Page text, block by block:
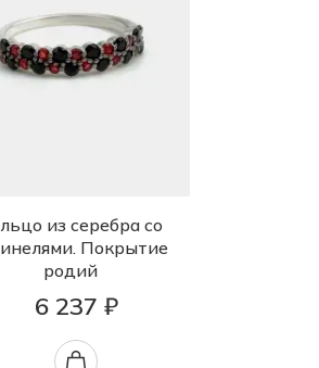
из серебра со
Покрытие
родий
6 237 ₽